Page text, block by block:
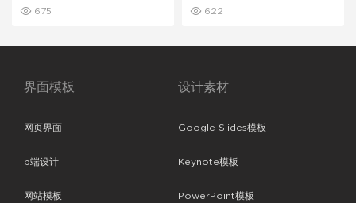
675 622
界面模板
网页界面
b端设计
网站模板
设计素材
Google Slides模板
Keynote模板
PowerPoint模板